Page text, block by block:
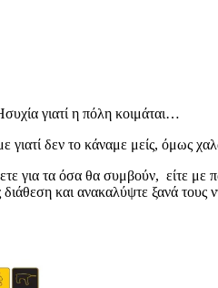
γιατί η πόλη κοιμάται…
δεν το κάναμε μείς, όμως
για τα όσα θα συμβούν, είτε με
διάθεση και ανακαλύψτε ξανά τους